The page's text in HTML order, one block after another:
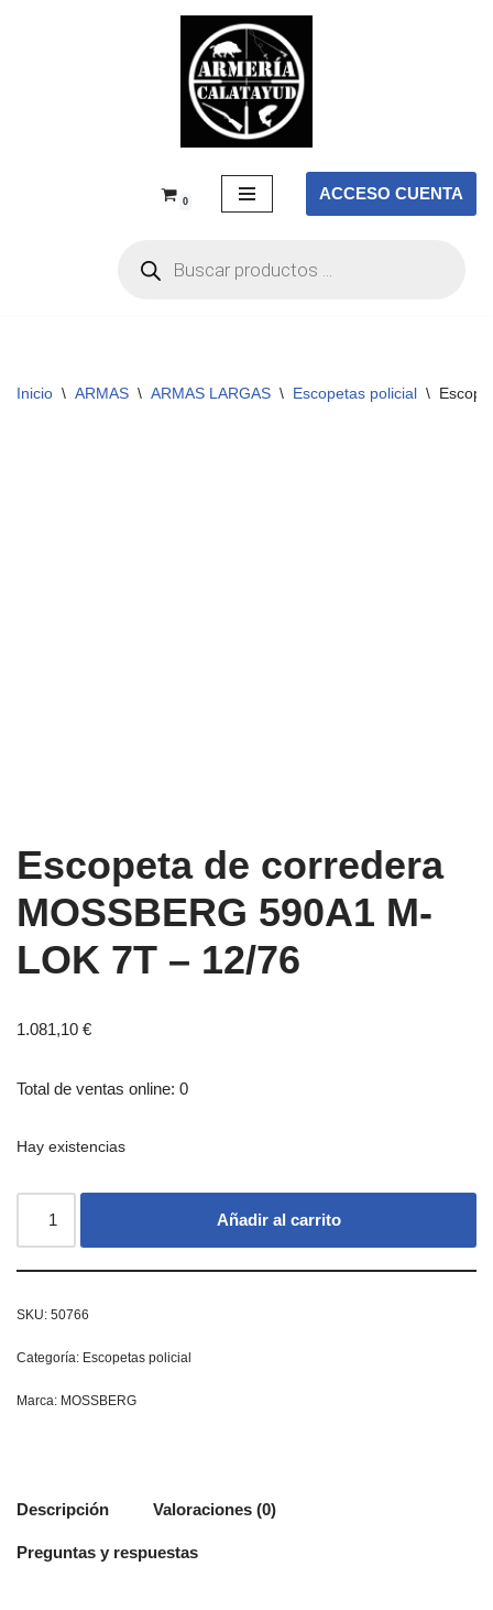
0 ACCESO CUENTA
Inicio \ ARMAS \ ARMAS LARGAS \ Escopetas policial \
Escopeta de corredera
MOSSBERG 590A1 M-
LOK 7T – 12/76
1.081,10 €
Total de ventas online: 0
Hay existencias
Añadir al carrito
SKU: 50766
Categoría: Escopetas policial
Marca: MOSSBERG
Descripción Valoraciones (0)
Preguntas y respuestas